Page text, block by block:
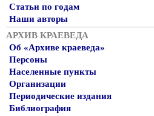
Статьи по годам
Наши авторы
АРХИВ КРАЕВЕДА
Об «Архиве краеведа»
Персоны
Населенные пункты
Организации
Периодические издания
Библиография